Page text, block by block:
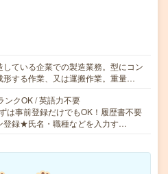
している企業での製造業務。型にコン
形する作業、又は運搬作業。重量…
ンクOK / 英語力不要
は事前登録だけでもOK！履歴書不要
登録★氏名・職種などを入力す…